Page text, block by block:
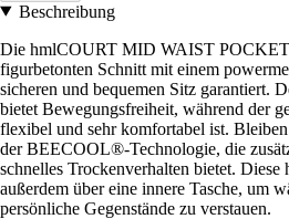
Beschreibung
Die hmlCOURT MID WAIST
figurbetonten Schnitt mit einem
sicheren und bequemen Sitz garantiert.
bietet Bewegungsfreiheit, während der
flexibel und sehr komfortabel ist.
der BEECOOL®-Technologie, die
schnelles Trockenverhalten bietet.
außerdem über eine innere Tasche, um
persönliche Gegenstände zu verstauen.